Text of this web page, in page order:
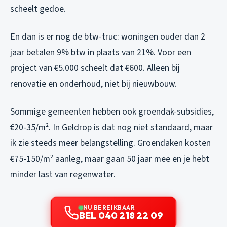
scheelt gedoe.
En dan is er nog de btw-truc: woningen ouder dan 2
jaar betalen 9% btw in plaats van 21%. Voor een
project van €5.000 scheelt dat €600. Alleen bij
renovatie en onderhoud, niet bij nieuwbouw.
Sommige gemeenten hebben ook groendak-subsidies,
€20-35/m². In Geldrop is dat nog niet standaard, maar
ik zie steeds meer belangstelling. Groendaken kosten
€75-150/m² aanleg, maar gaan 50 jaar mee en je hebt
minder last van regenwater.
NU BEREIKBAAR
BEL 040 218 22 09